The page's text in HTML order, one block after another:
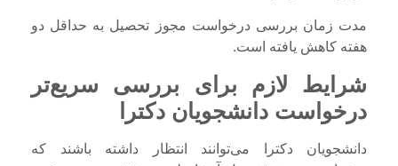
مدت زمان بررسی درخواست مجوز تحصیل به حداقل دو
هفته کاهش یافته است.
شرایط لازم برای بررسی سریع‌تر
درخواست دانشجویان دکترا
دانشجویان دکترا می‌توانند انتظار داشته باشند که